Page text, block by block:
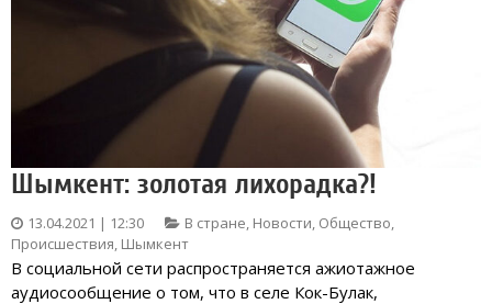
Шымкент: золотая лихорадка?!
13.04.2021 | 12:30 В стране, Новости, Общество,
Происшествия, Шымкент
В социальной сети распространяется ажиотажное
аудиосообщение о том, что в селе Кок-Булак,